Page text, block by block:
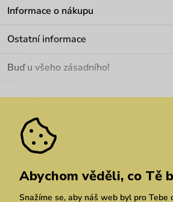
Informace o nákupu
Materiály a údržba
Pozáruční opravy
Ostatní informace
Velkoobchod
We Care
Dárkové poukazy
Vuchlook
Prodejny
Praha Brno Chrudim
Buď u všeho zásadního!
Zásady ochrany osobních údajů
Abychom věděli, co Tě
Snažíme se, aby náš web byl pro Tebe